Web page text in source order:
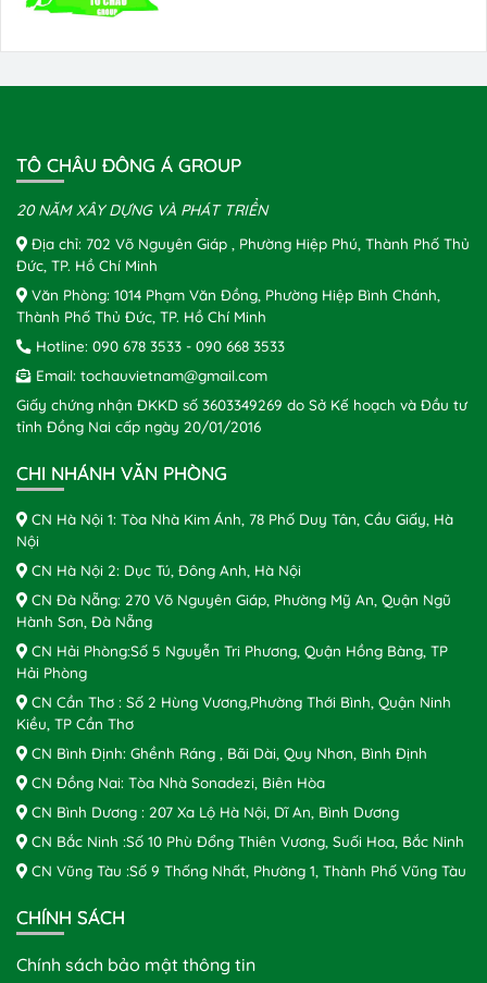
TÔ CHÂU ĐÔNG Á GROUP
20 NĂM XÂY DỰNG VÀ PHÁT TRIỂN
Địa chỉ: 702 Võ Nguyên Giáp , Phường Hiệp Phú, Thành Phố Thủ
Đức, TP. Hồ Chí Minh
Văn Phòng: 1014 Phạm Văn Đồng, Phường Hiệp Bình Chánh,
Thành Phố Thủ Đức, TP. Hồ Chí Minh
Hotline: 090 678 3533 - 090 668 3533
Email: tochauvietnam@gmail.com
Giấy chứng nhận ĐKKD số 3603349269 do Sở Kế hoạch và Đầu tư
tỉnh Đồng Nai cấp ngày 20/01/2016
CHI NHÁNH VĂN PHÒNG
CN Hà Nội 1: Tòa Nhà Kim Ánh, 78 Phố Duy Tân, Cầu Giấy, Hà
Nội
CN Hà Nội 2: Dục Tú, Đông Anh, Hà Nội
CN Đà Nẵng: 270 Võ Nguyên Giáp, Phường Mỹ An, Quận Ngũ
Hành Sơn, Đà Nẵng
CN Hải Phòng:Số 5 Nguyễn Tri Phương, Quận Hồng Bàng, TP
Hải Phòng
CN Cần Thơ : Số 2 Hùng Vương,Phường Thới Bình, Quận Ninh
Kiều, TP Cần Thơ
CN Bình Định: Ghềnh Ráng , Bãi Dài, Quy Nhơn, Bình Định
CN Đồng Nai: Tòa Nhà Sonadezi, Biên Hòa
CN Bình Dương : 207 Xa Lộ Hà Nội, Dĩ An, Bình Dương
CN Bắc Ninh :Số 10 Phù Đổng Thiên Vương, Suối Hoa, Bắc Ninh
CN Vũng Tàu :Số 9 Thống Nhất, Phường 1, Thành Phố Vũng Tàu
CHÍNH SÁCH
Chính sách bảo mật thông tin